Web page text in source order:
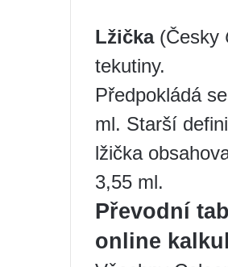
Lžička(Česky
tekutiny.
Předpokládá
ml. Starší
lžička
3,55 ml.
Převodní
online